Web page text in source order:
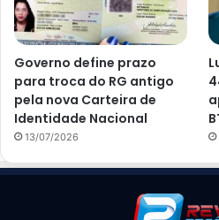
Governo define prazo
para troca do RG antigo
pela nova Carteira de
Identidade Nacional
13/07/2026